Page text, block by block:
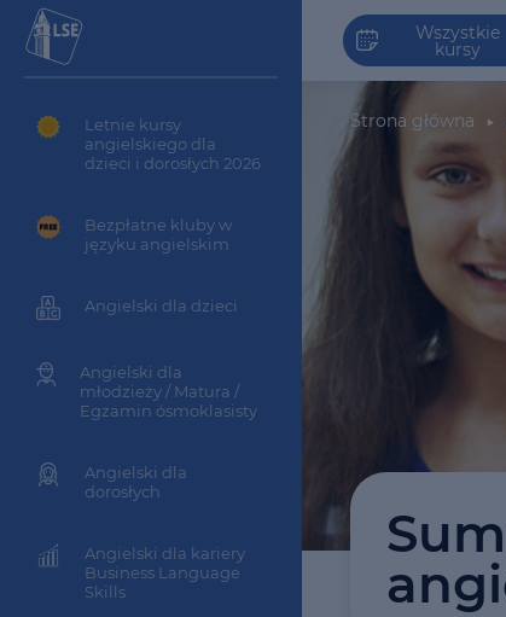
Letnie kursy
angielskiego dla
dzieci i dorosłych 2026
Bezpłatne kluby w
języku angielskim
Angielski dla dzieci
Angielski dla
młodzieży / Matura /
Egzamin ósmoklasisty
Angielski dla
dorosłych
Angielski dla kariery
Business Language
Skills
Wszystkie
kursy
Strona główna